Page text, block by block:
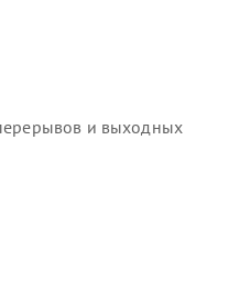
и выходных